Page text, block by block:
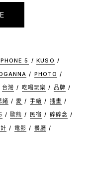
5
KUSO
PHOTO
台灣 吃喝玩樂
品牌
緒 愛 手繪
插畫
歐熊 民宿
碎碎念
電影 餐廳